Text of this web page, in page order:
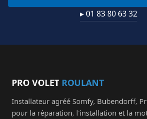
▸ 01 83 80 63 32
PRO VOLET ROULANT
Installateur agréé Somfy, Bubendorff,
pour la réparation, l'installation et la